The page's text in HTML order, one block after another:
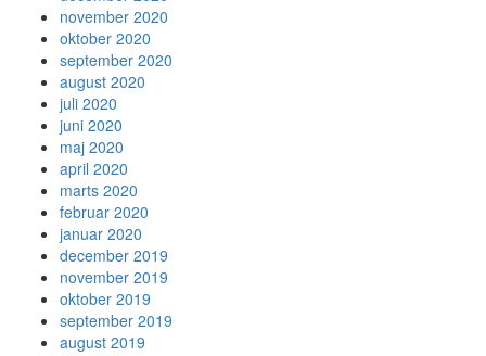
november 2020
oktober 2020
september 2020
august 2020
juli 2020
juni 2020
maj 2020
april 2020
marts 2020
februar 2020
januar 2020
december 2019
november 2019
oktober 2019
september 2019
august 2019